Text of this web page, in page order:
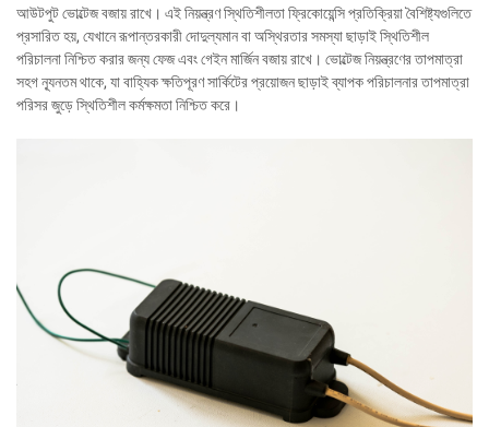
আউটপুট ভোল্টেজ বজায় রাখে। এই নিয়ন্ত্রণ স্থিতিশীলতা ফ্রিকোয়েন্সি প্রতিক্রিয়া বৈশিষ্ট্যগুলিতে
প্রসারিত হয়, যেখানে রূপান্তরকারী দোদুল্যমান বা অস্থিরতার সমস্যা ছাড়াই স্থিতিশীল
পরিচালনা নিশ্চিত করার জন্য ফেজ এবং গেইন মার্জিন বজায় রাখে। ভোল্টেজ নিয়ন্ত্রণের তাপমাত্রা
সহগ ন্যূনতম থাকে, যা বাহ্যিক ক্ষতিপূরণ সার্কিটের প্রয়োজন ছাড়াই ব্যাপক পরিচালনার তাপমাত্রা
পরিসর জুড়ে স্থিতিশীল কর্মক্ষমতা নিশ্চিত করে।